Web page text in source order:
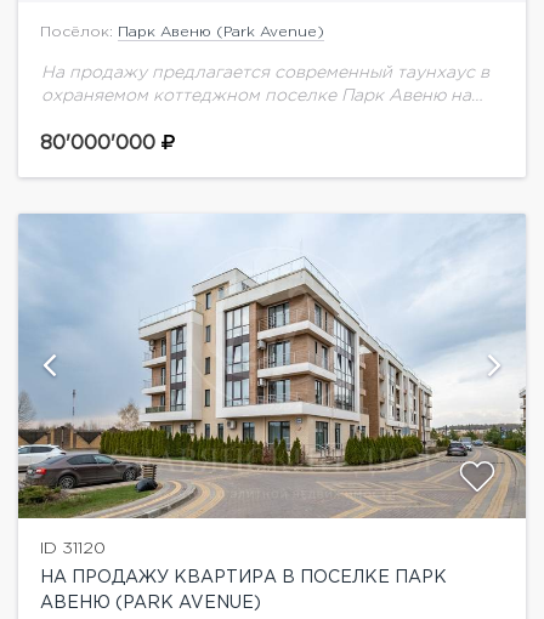
Посёлок: Парк Авеню (Park Avenue)
На продажу предлагается современный таунхаус в
охраняемом коттеджном поселке Парк Авеню на
дизайнерский ремонт с использованием
80'000'000
ID 31120
НА ПРОДАЖУ КВАРТИРА В ПОСЕЛКЕ ПАРК
АВЕНЮ (PARK AVENUE)